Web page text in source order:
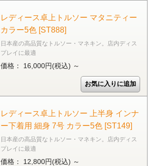
レディース卓上トルソー マタニティー
カラー5色 [ST888]
日本産の高品質なトルソー・マネキン。店内ディス
プレイに最適
価格： 16,000円(税込) ～
レディース卓上トルソー 上半身 インナ
ー下着用 細身 7号 カラー5色 [ST149]
日本産の高品質なトルソー・マネキン。店内ディス
プレイに最適
価格： 12,800円(税込) ～